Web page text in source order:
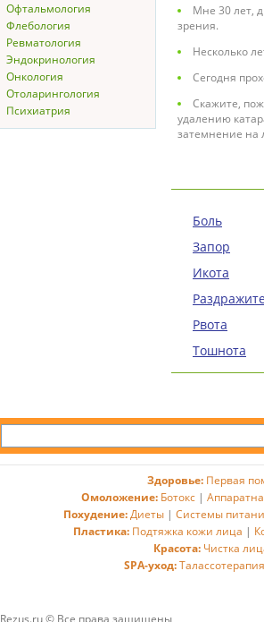
Офтальмология
Флебология
Ревматология
Эндокринология
Онкология
Отоларингология
Психиатрия
Мне 30 лет,
зрения.
Несколько
Сегодня
Скажите,
удалению
затемнение на
Боль
Запор
Икота
Рвота
Тошнота
Здоровье: Первая
Омоложение: Ботокс |
Похудение: Диеты| Системы
Пластика: Подтяжка кожи лица |
Красота: Чистка
SPA-уход:Талассотерапия
Rezus.ru © Все права защищены